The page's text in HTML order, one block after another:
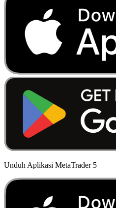
Unduh Aplikasi MetaTrader 5